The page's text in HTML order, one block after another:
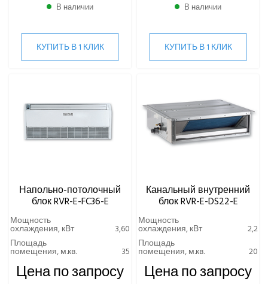
В наличии
КУПИТЬ В 1 КЛИК
В наличии
КУПИТЬ В 1 КЛИК
Напольно-потолочный
блок RVR-E-FC36-E
Мощность
охлаждения, кВт
3,60
Площадь
помещения, м.кв. 35
Цена по запросу
Канальный внутренний
блок RVR-E-DS22-E
Мощность
охлаждения, кВт
2,2
Площадь
помещения, м.кв. 20
Цена по запросу